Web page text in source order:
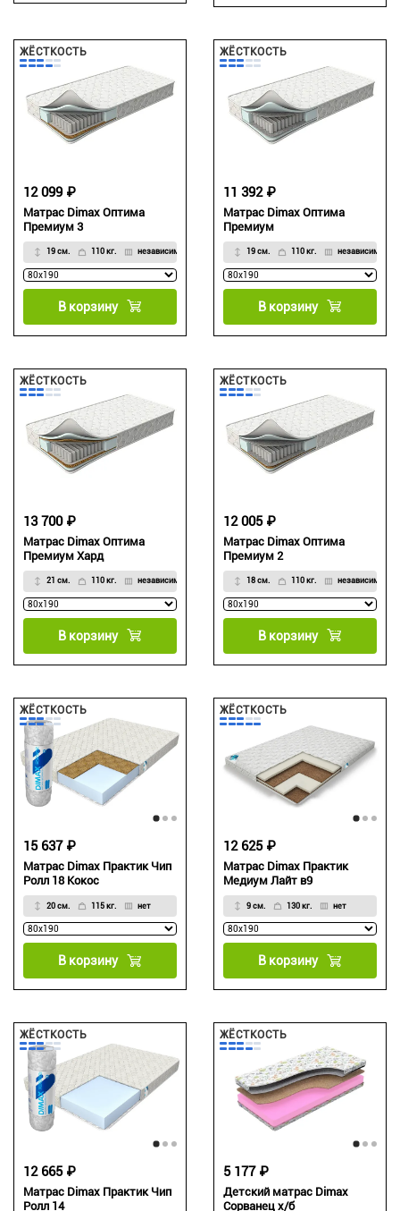
ЖЁСТКОСТЬ
Матрас Dimax Оптима
Премиум 3
19 см. 110 кг. независимый
12 099 ₽
В корзину
ЖЁСТКОСТЬ
Матрас Dimax Оптима
Премиум
19 см. 110 кг. независимый
11 392 ₽
В корзину
ЖЁСТКОСТЬ
Матрас Dimax Оптима
Премиум Хард
21 см. 110 кг. независимый
13 700 ₽
В корзину
ЖЁСТКОСТЬ
Матрас Dimax Оптима
Премиум 2
18 см. 110 кг. независимый
12 005 ₽
В корзину
ЖЁСТКОСТЬ
Матрас Dimax Практик Чип
Ролл 18 Кокос
20 см. 115 кг. нет
15 637 ₽
В корзину
ЖЁСТКОСТЬ
Матрас Dimax Практик
Медиум Лайт в9
9 см. 130 кг. нет
12 625 ₽
В корзину
ЖЁСТКОСТЬ
Матрас Dimax Практик Чип
Ролл 14
12 665 ₽
ЖЁСТКОСТЬ
Детский матрас Dimax
Сорванец х/б
5 177 ₽